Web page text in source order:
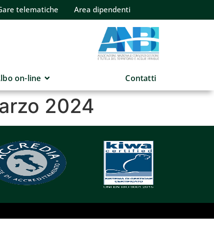
telematiche Area dipendenti
on-line Contatti
2024